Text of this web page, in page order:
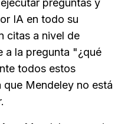
IA en todo su
citas a nivel de
a la pregunta "¿qué
todos estos
Mendeley no está